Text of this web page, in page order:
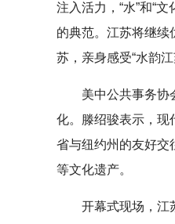
注入活力，“水”和“
的典范。江苏将继续
苏，亲身感受“水韵江
美中公共事务协会
化。滕绍骏表示，现
省与纽约州的友好交
等文化遗产。
开幕式现场，江苏